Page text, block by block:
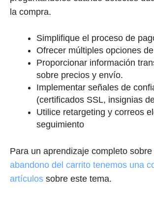
la compra.
Simplifique el proceso de
Ofrecer múltiples opciones
Proporcionar información
sobre precios y envío.
Implementar señales de
(certificados SSL, insignias
Utilice retargeting y correos
seguimiento
Para un aprendizaje completo sobre
abandono del carrito tenemos una
artículos sobre este tema.